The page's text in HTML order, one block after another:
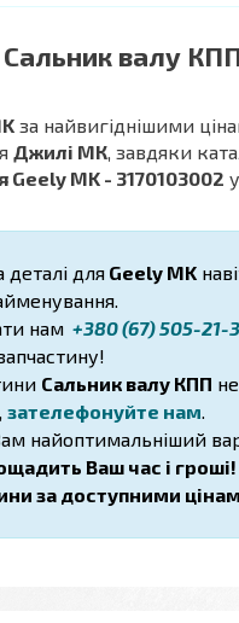
Сальник валу
за найвигіднішими
Джилі МК, завдяки
MK - 3170103002
деталі для Geely MK
нам +380 (67) 505-21-
Сальник валу КПП
зателефонуйте нам.
найоптимальніший
Ваш час і гроші!
за доступними